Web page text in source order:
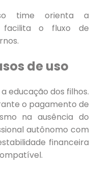
time orienta a
facilita o fluxo de
de uso
educação dos filhos.
o pagamento de
na ausência do
autônomo com
financeira